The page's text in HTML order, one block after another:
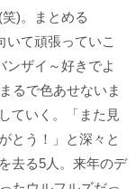
)。まとめる
いて頑張っていこ
ンザイ～好きでよ
るで色あせないま
ていく。「また見
とう！」と深々と
去る5人。来年のデ